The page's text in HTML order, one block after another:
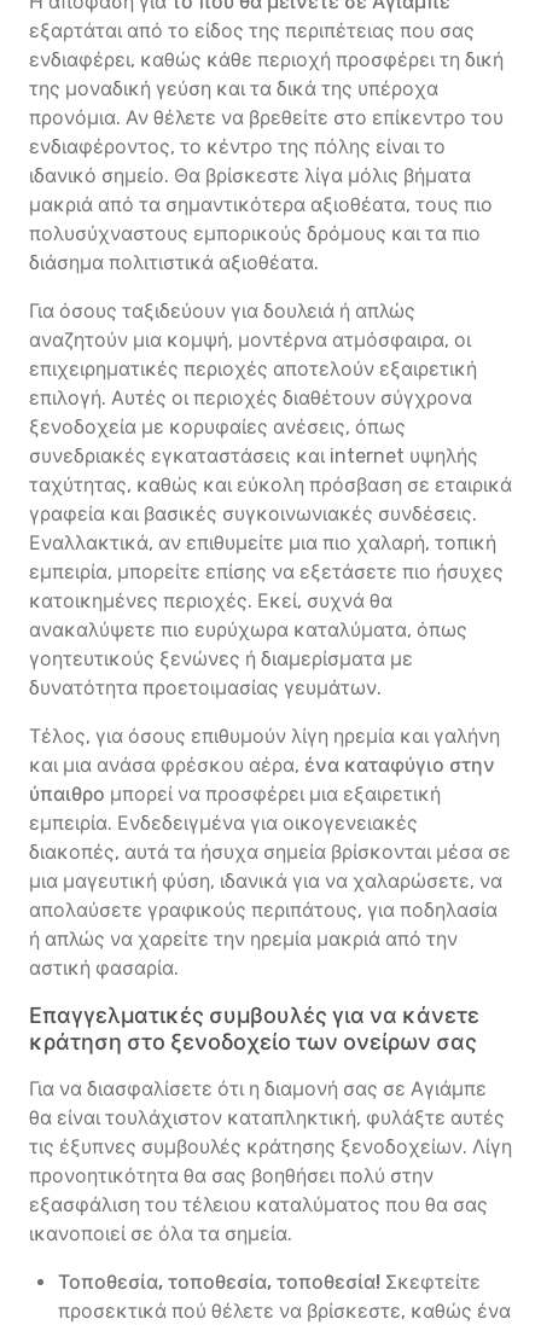
εξαρτάται από το είδος της περιπέτειας που σας
ενδιαφέρει, καθώς κάθε περιοχή προσφέρει τη δική
της μοναδική γεύση και τα δικά της υπέροχα
προνόμια. Αν θέλετε να βρεθείτε στο επίκεντρο του
ενδιαφέροντος, το κέντρο της πόλης είναι το
ιδανικό σημείο. Θα βρίσκεστε λίγα μόλις βήματα
μακριά από τα σημαντικότερα αξιοθέατα, τους πιο
πολυσύχναστους εμπορικούς δρόμους και τα πιο
διάσημα πολιτιστικά αξιοθέατα.
Για όσους ταξιδεύουν για δουλειά ή απλώς
αναζητούν μια κομψή, μοντέρνα ατμόσφαιρα, οι
επιχειρηματικές περιοχές αποτελούν εξαιρετική
επιλογή. Αυτές οι περιοχές διαθέτουν σύγχρονα
ξενοδοχεία με κορυφαίες ανέσεις, όπως
συνεδριακές εγκαταστάσεις και internet υψηλής
ταχύτητας, καθώς και εύκολη πρόσβαση σε εταιρικά
γραφεία και βασικές συγκοινωνιακές συνδέσεις.
Εναλλακτικά, αν επιθυμείτε μια πιο χαλαρή, τοπική
εμπειρία, μπορείτε επίσης να εξετάσετε πιο ήσυχες
κατοικημένες περιοχές. Εκεί, συχνά θα
ανακαλύψετε πιο ευρύχωρα καταλύματα, όπως
γοητευτικούς ξενώνες ή διαμερίσματα με
δυνατότητα προετοιμασίας γευμάτων.
Τέλος, για όσους επιθυμούν λίγη ηρεμία και γαλήνη
και μια ανάσα φρέσκου αέρα, ένα καταφύγιο στην
ύπαιθρο μπορεί να προσφέρει μια εξαιρετική
εμπειρία. Ενδεδειγμένα για οικογενειακές
διακοπές, αυτά τα ήσυχα σημεία βρίσκονται μέσα σε
μια μαγευτική φύση, ιδανικά για να χαλαρώσετε, να
απολαύσετε γραφικούς περιπάτους, για ποδηλασία
ή απλώς να χαρείτε την ηρεμία μακριά από την
αστική φασαρία.
Επαγγελματικές συμβουλές για να κάνετε
κράτηση στο ξενοδοχείο των ονείρων σας
Για να διασφαλίσετε ότι η διαμονή σας σε Αγιάμπε
θα είναι τουλάχιστον καταπληκτική, φυλάξτε αυτές
τις έξυπνες συμβουλές κράτησης ξενοδοχείων. Λίγη
προνοητικότητα θα σας βοηθήσει πολύ στην
εξασφάλιση του τέλειου καταλύματος που θα σας
ικανοποιεί σε όλα τα σημεία.
Τοποθεσία, τοποθεσία, τοποθεσία! Σκεφτείτε
προσεκτικά πού θέλετε να βρίσκεστε, καθώς ένα